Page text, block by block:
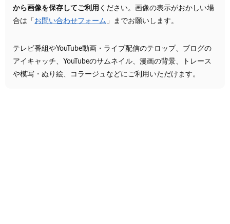
から画像を保存してご利用 ください。画像の表示がおかしい場
合は「 お問い合わせフォーム 」までお願いします。
テレビ番組やYouTube動画・ライブ配信のテロップ、ブログの
アイキャッチ、YouTubeのサムネイル、漫画の背景、トレース
や模写・ぬり絵、コラージュなどにご利用いただけます。